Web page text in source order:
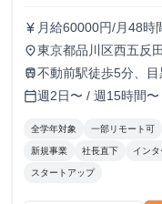
currency_yen 月給60000円/月48時
トすれば、学生でも
す！
place東京都品川区西五反
train不動前駅徒歩5分、
calendar_today週2日〜 / 週15時間〜
全学年対象 一部リモート可
新規事業 社長直下 イン
スタートアップ